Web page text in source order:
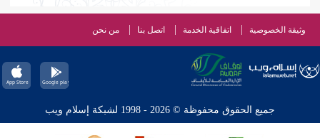
وثيقة الخصوصية اتفاقية الخدمة اتصل بنا من نحن
جميع الحقوق محفوظة © 2026 - 1998 لشبكة إسلام ويب